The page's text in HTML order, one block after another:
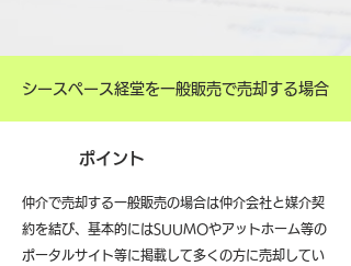
シースペース経堂を一般販売で売却する場合
ポイント
仲介で売却する一般販売の場合は仲介会社と媒介契
約を結び、基本的にはSUUMOやアットホーム等の
ポータルサイト等に掲載して多くの方に売却してい